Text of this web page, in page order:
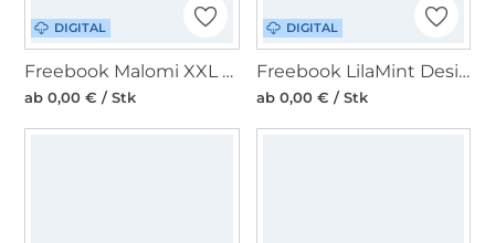
DIGITAL
Freebook Malomi XXL Strandtasche
ab 0,00 € / Stk
DIGITAL
Freebook LilaMint Design Kosmetiktasche Riverdale
ab 0,00 € / Stk